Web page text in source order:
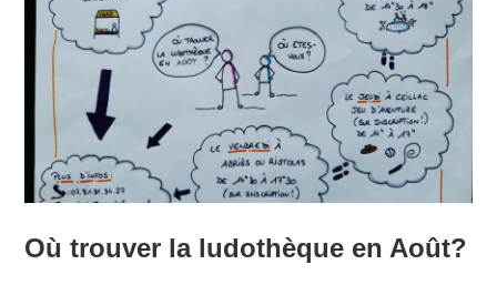
Où trouver la ludothèque en Août?